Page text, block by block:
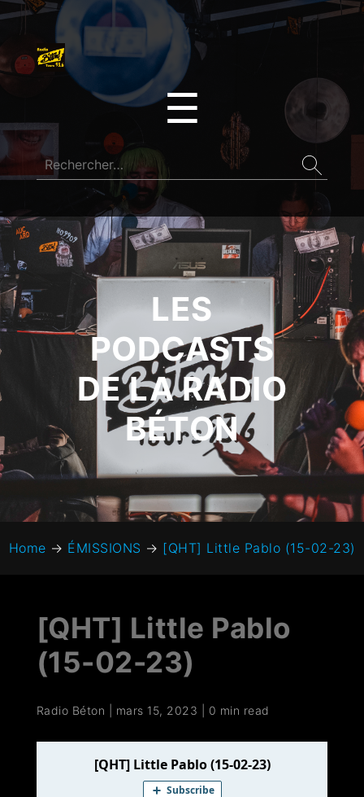
☰
LES
PODCASTS
DE LA RADIO
BÉTON
Home → ÉMISSIONS → [QHT] Little Pablo (15-02-23)
[QHT] Little Pablo
(15-02-23)
Radio Béton mars 15, 2023 0 min read